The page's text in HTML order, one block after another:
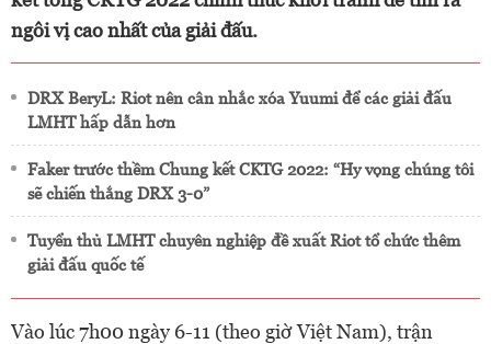
ngôi vị cao nhất của giải đấu.
DRX BeryL: Riot nên cân nhắc xóa Yuumi để các giải đấu
LMHT hấp dẫn hơn
Faker trước thềm Chung kết CKTG 2022: “Hy vọng chúng tôi
sẽ chiến thắng DRX 3-0”
Tuyển thủ LMHT chuyên nghiệp đề xuất Riot tổ chức thêm
giải đấu quốc tế
Vào lúc 7h00 ngày 6-11 (theo giờ Việt Nam), trận